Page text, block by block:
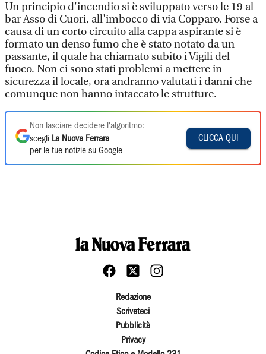
Un principio d'incendio si è sviluppato verso le 19 al
bar Asso di Cuori, all'imbocco di via Copparo. Forse a
causa di un corto circuito alla cappa aspirante si è
formato un denso fumo che è stato notato da un
passante, il quale ha chiamato subito i Vigili del
fuoco. Non ci sono stati problemi a mettere in
sicurezza il locale, ora andranno valutati i danni che
comunque non hanno intaccato le strutture.
Non lasciare decidere l'algoritmo:
scegli La Nuova Ferrara
per le tue notizie su Google
CLICCA QUI
Redazione
Scriveteci
Pubblicità
Privacy